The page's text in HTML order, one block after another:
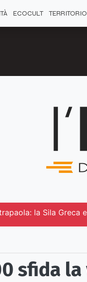
ECOCULT TERRITORIO
la Sila
sfida